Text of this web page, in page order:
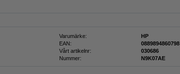
Varumärke:
HP
EAN:
0889894860798
Vårt artikelnr:
030686
Nummer: N9K07AE